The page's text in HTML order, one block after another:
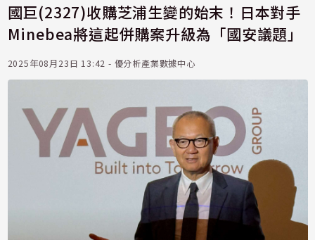
國巨(2327)收購芝浦生變的始末！日本對手
Minebea將這起併購案升級為「國安議題」
2025年08月23日 13:42 - 優分析產業數據中心